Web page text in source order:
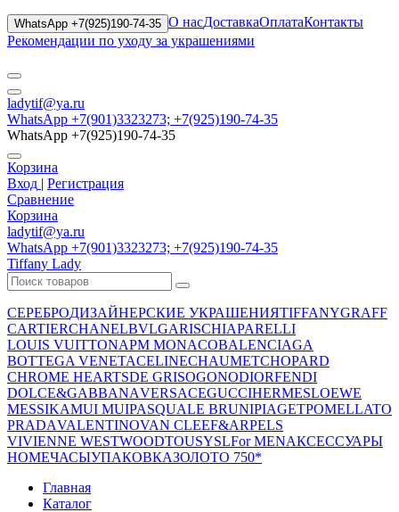
WhatsApp +7(925)190-74-35 О насДоставкаОплатаКонтакты
Рекомендации по уходу за украшениями
ladytif@ya.ru
WhatsApp +7(901)3323273; +7(925)190-74-35
WhatsApp +7(925)190-74-35
Корзина
Вход | Регистрация
Сравнение
Корзина
ladytif@ya.ru
WhatsApp +7(901)3323273; +7(925)190-74-35
Tiffany Lady
СЕРЕБРОДИЗАЙНЕРСКИЕ УКРАШЕНИЯTIFFANYGRAFF
CARTIERCHANELBVLGARISCHIAPARELLI
LOUIS VUITTONAPM MONACOBALENCIAGA
BOTTEGA VENETACELINECHAUMETCHOPARD
CHROME HEARTSDE GRISOGONODIORFENDI
DOLCE&GABBANAVERSACEGUCCIHERMESLOEWE
MESSIKAMUI MUIPASQUALE BRUNIPIAGETPOMELLATO
PRADAVALENTINOVAN CLEEF&ARPELS
VIVIENNE WESTWOODTOUSYSLFor MENАКСЕССУАРЫ
HOMEЧАСЫУПАКОВКАЗОЛОТО 750*
Главная
Каталог